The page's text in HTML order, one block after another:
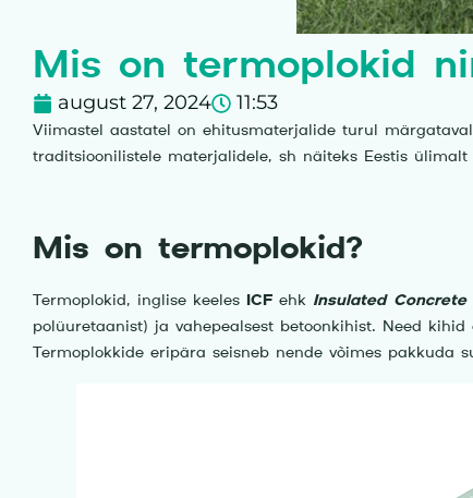
Mis on termoplokid
august 27, 2024 11:53
Viimastel aastatel on ehitusmaterjalide turul
traditsioonilistele materjalidele, sh näiteks Eestis
Mis on termoplokid?
Termoplokid, inglise keeles ICF ehk Insulated Concrete
polüuretaanist) ja vahepealsest betoonkihist. Need
Termoplokkide eripära seisneb nende võimes pakkuda